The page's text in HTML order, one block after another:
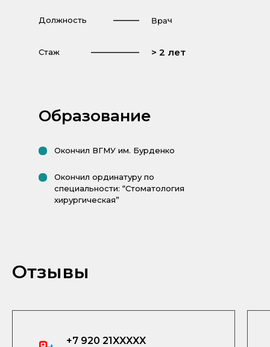
Должность
Стаж
Врач
> 2 лет
Образование
Окончил ВГМУ им. Бурденко
Окончил ординатуру по
специальности: “Стоматология
хирургическая”
Отзывы
+7 920 21XXXXX